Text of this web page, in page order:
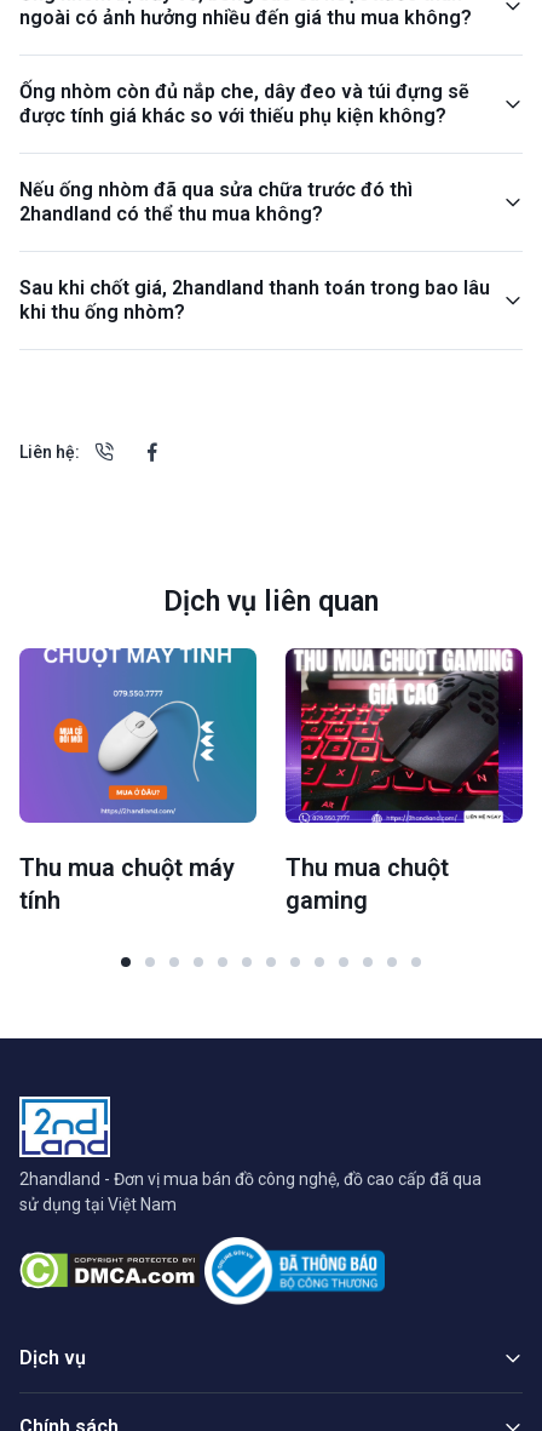
ngoài có ảnh hưởng nhiều đến giá thu mua không?
Ống nhòm còn đủ nắp che, dây đeo và túi đựng sẽ
được tính giá khác so với thiếu phụ kiện không?
Nếu ống nhòm đã qua sửa chữa trước đó thì
2handland có thể thu mua không?
Sau khi chốt giá, 2handland thanh toán trong bao lâu
khi thu ống nhòm?
Liên hệ:
Dịch vụ liên quan
Thu mua chuột máy
tính
Thu mua chuột
gaming
2handland - Đơn vị mua bán đồ công nghệ, đồ cao cấp đã qua
sử dụng tại Việt Nam
Dịch vụ